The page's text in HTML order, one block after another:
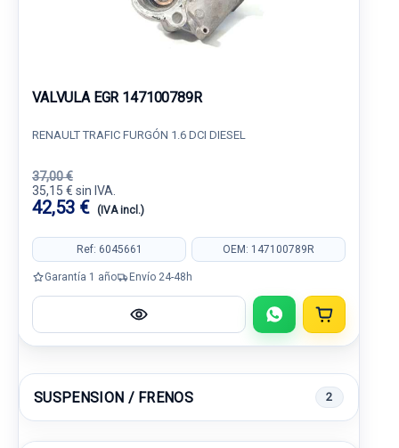
VALVULA EGR 147100789R
RENAULT TRAFIC FURGÓN 1.6 DCI DIESEL
37,00 €
35,15 € sin IVA.
42,53 € (IVA incl.)
Ref: 6045661 OEM: 147100789R
Garantía 1 año Envío 24-48h
SUSPENSION / FRENOS 2